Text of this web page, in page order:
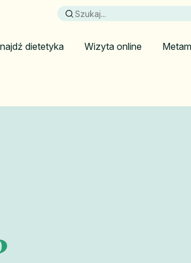
dietetyka Wizyta online